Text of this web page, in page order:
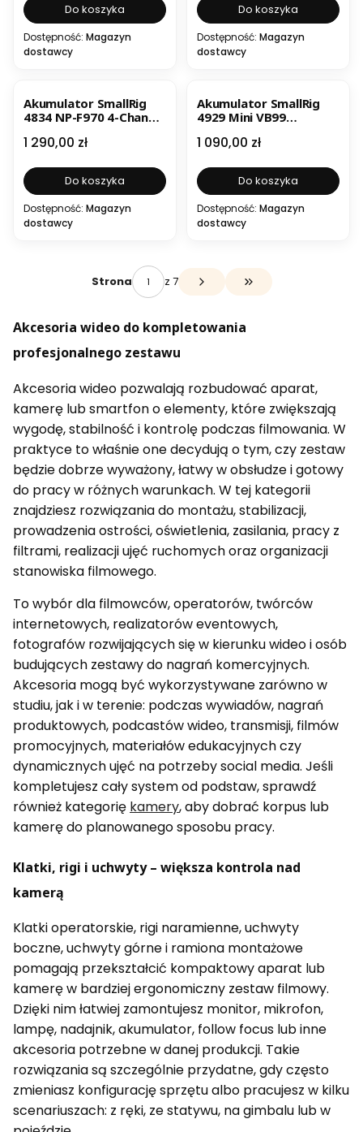
Do koszyka
Dostępność: Magazyn
dostawcy
Do koszyka
Dostępność: Magazyn
dostawcy
Akumulator SmallRig
4834 NP-F970 4-Channel
Charger & 4-Battery
Cena
1 290,00 zł
Do koszyka
Dostępność: Magazyn
dostawcy
Akumulator SmallRig
4929 Mini VB99
Cena
1 090,00 zł
Do koszyka
Dostępność: Magazyn
dostawcy
Strona z 7 Przejdź do ostatniej
Akcesoria wideo do kompletowania
profesjonalnego zestawu
Akcesoria wideo pozwalają rozbudować aparat,
kamerę lub smartfon o elementy, które zwiększają
wygodę, stabilność i kontrolę podczas filmowania. W
praktyce to właśnie one decydują o tym, czy zestaw
będzie dobrze wyważony, łatwy w obsłudze i gotowy
do pracy w różnych warunkach. W tej kategorii
znajdziesz rozwiązania do montażu, stabilizacji,
prowadzenia ostrości, oświetlenia, zasilania, pracy z
filtrami, realizacji ujęć ruchomych oraz organizacji
stanowiska filmowego.
To wybór dla filmowców, operatorów, twórców
internetowych, realizatorów eventowych,
fotografów rozwijających się w kierunku wideo i osób
budujących zestawy do nagrań komercyjnych.
Akcesoria mogą być wykorzystywane zarówno w
studiu, jak i w terenie: podczas wywiadów, nagrań
produktowych, podcastów wideo, transmisji, filmów
promocyjnych, materiałów edukacyjnych czy
dynamicznych ujęć na potrzeby social media. Jeśli
kompletujesz cały system od podstaw, sprawdź
również kategorię kamery, aby dobrać korpus lub
kamerę do planowanego sposobu pracy.
Klatki, rigi i uchwyty – większa kontrola nad
kamerą
Klatki operatorskie, rigi naramienne, uchwyty
boczne, uchwyty górne i ramiona montażowe
pomagają przekształcić kompaktowy aparat lub
kamerę w bardziej ergonomiczny zestaw filmowy.
Dzięki nim łatwiej zamontujesz monitor, mikrofon,
lampę, nadajnik, akumulator, follow focus lub inne
akcesoria potrzebne w danej produkcji. Takie
rozwiązania są szczególnie przydatne, gdy często
zmieniasz konfigurację sprzętu albo pracujesz w kilku
scenariuszach: z ręki, ze statywu, na gimbalu lub w